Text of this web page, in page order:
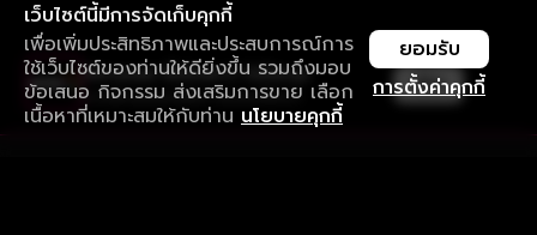
เว็บไซต์นี้มีการจัดเก็บคุกกี้
เพื่อเพิ่มประสิทธิภาพและประสบการณ์การ
ใช้เว็บไซต์ของท่านให้ดียิ่งขึ้น รวมถึงมอบ
ข้อเสนอ กิจกรรม ส่งเสริมการขาย เลือก
เนื้อหาที่เหมาะสมให้กับท่าน นโยบายคุกกี้
การตั้งค่าคุกกี้
ยอมรับ
ใช้งานแอป ลื่นไหลกว่า ไม่มีสะดุด
ดาวน์โหลดแอปเพื่อการรับชมที่ดีกว่า เปิด